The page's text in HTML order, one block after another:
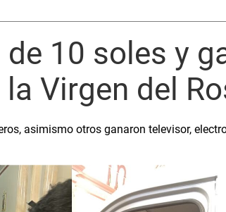
10 soles y
Virgen del
asimismo otros ganaron televisor,